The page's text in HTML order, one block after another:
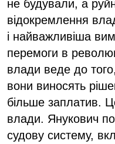
не будували, а
відокремлення
і найважливіша
перемоги в
влади веде до
вони виносять
більше заплатив.
влади. Янукович
судову систему,